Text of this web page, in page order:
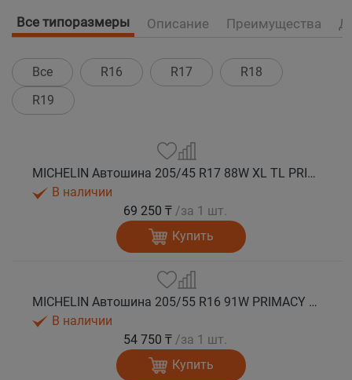
Все типоразмеры Описание Преимущества
Все R16 R17
R18
R19
MICHELIN Автошина 205/45 R17 88W XL TL PRIMACY 5 лето
В наличии
69 250 ₸ /за 1 шт.
Купить
MICHELIN Автошина 205/55 R16 91W PRIMACY 5 лето
В наличии
54 750 ₸ /за 1 шт.
Купить